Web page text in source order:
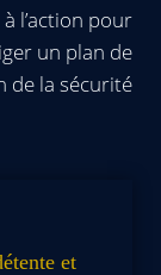
l’action pour
un plan de
de la sécurité
et